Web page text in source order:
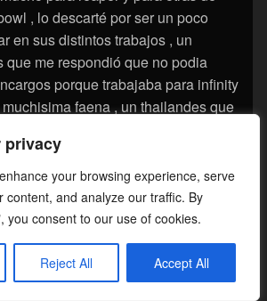
privacy
your browsing experience, serve
content, and analyze our traffic. By
you consent to our use of cookies.
Reject All Accept All
, lo descarté por ser un poco
en sus distintos trabajos , un
que me respondió que no podia
porque trabajaba para infinity
faena , un thailandes que
yo buscaba .
en 2 escultores españoles
(Poncho) fuí su primer cliente
ser realistas , comprender que no
«mama quiero ser artista» ,